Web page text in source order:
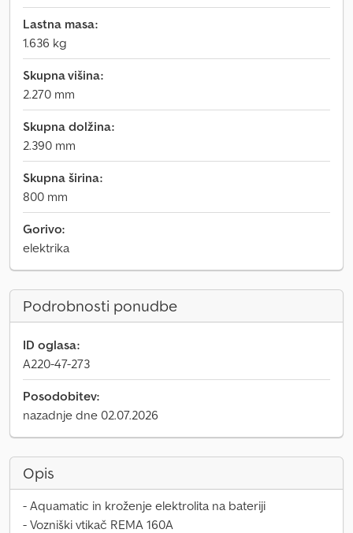
Lastna masa:
1.636 kg
Skupna višina:
2.270 mm
Skupna dolžina:
2.390 mm
Skupna širina:
800 mm
Gorivo:
elektrika
Podrobnosti ponudbe
ID oglasa:
A220-47-273
Posodobitev:
nazadnje dne 02.07.2026
Opis
- Aquamatic in kroženje elektrolita na bateriji
- Vozniški vtikač REMA 160A